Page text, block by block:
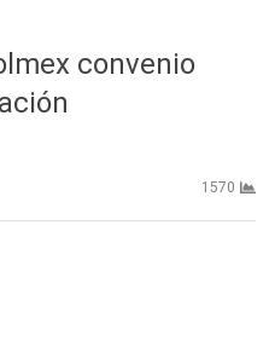
convenio
1570